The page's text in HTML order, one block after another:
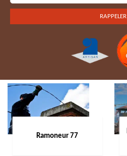
Ramoneur 77